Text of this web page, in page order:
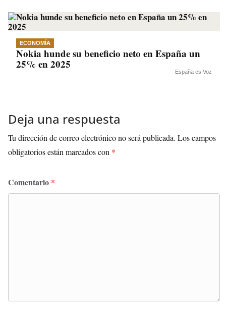
ECONOMÍA
Nokia hunde su beneficio neto en España un
25% en 2025
España es Voz
Deja una respuesta
Tu dirección de correo electrónico no será publicada. Los campos
obligatorios están marcados con *
Comentario *